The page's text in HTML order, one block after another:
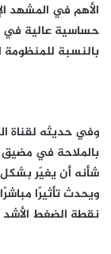
الأهم في المشهد
حساسية عالية في
بالنسبة للمنظومة
وفي حديثه لقناة
بالملاحة في مضيق
شأنه أن يغيّر بشكل
ويحدث تأثيرًا
نقطة الضغط الأشد